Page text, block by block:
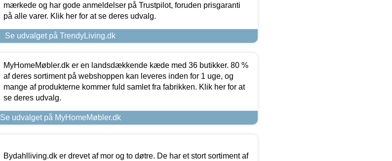
mærkede og har gode anmeldelser på Trustpilot, foruden prisgaranti
på alle varer. Klik her for at se deres udvalg.
Se udvalget på TrendyLiving.dk
MyHomeMøbler.dk er en landsdækkende kæde med 36 butikker. 80 %
af deres sortiment på webshoppen kan leveres inden for 1 uge, og
mange af produkterne kommer fuld samlet fra fabrikken. Klik her for at
se deres udvalg.
Se udvalget på MyHomeMøbler.dk
Bydahlliving.dk er drevet af mor og to døtre. De har et stort sortiment af